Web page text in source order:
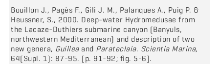
Bouillon J., Pagès F., Gili J. M., Palanques A., Puig P. &
Heussner, S., 2000. Deep-water Hydromedusae from
the Lacaze-Duthiers submarine canyon (Banyuls,
northwestern Mediterranean) and description of two
new genera, Guilleaand Parateclaia. Scientia Marina,
64(Supl. 1): 87-95. [p. 91-92; fig. 5-6].